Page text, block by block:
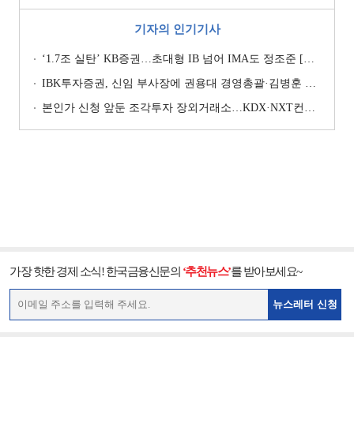
기자의 인기기사
‘1.7조 실탄’ KB증권…초대형 IB 넘어 IMA도 정조준 [전업계 추격하는 은행계 증권사 (2)]
IBK투자증권, 신임 부사장에 권용대 경영총괄·김병훈 생산적금융 총괄 선임
본인가 신청 앞둔 조각투자 장외거래소…KDX·NXT컨소 막판 점검 ‘분주’
가장 핫한 경제 소식! 한국금융신문의 ‘추천뉴스’를 받아보세요~
뉴스레터 신청